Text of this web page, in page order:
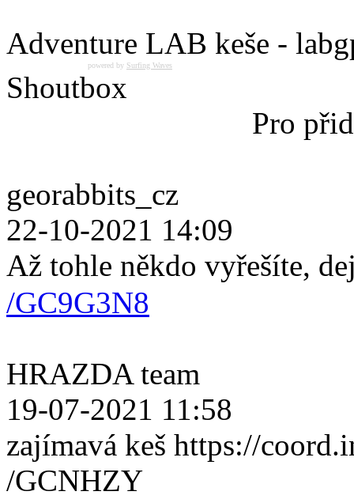
Adventure LAB keše -
powered by Surfing Waves
Shoutbox
Pro
georabbits_cz
22-10-2021 14:09
Až tohle někdo vyřešíte,
/GC9G3N8
HRAZDA team
19-07-2021 11:58
zajímavá keš https://
/GCNHZY